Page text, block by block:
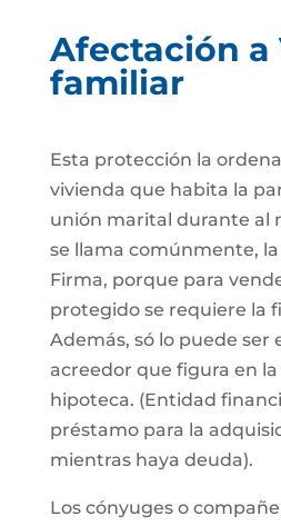
Afectación a
familiar
Esta protección la
vivienda que habita la
unión marital durante al
se llama comúnmente, la
Firma, porque para
protegido se requiere la
Además, só lo puede ser
acreedor que figura en
hipoteca. (Entidad
préstamo para la
mientras haya deuda).
Los cónyuges o